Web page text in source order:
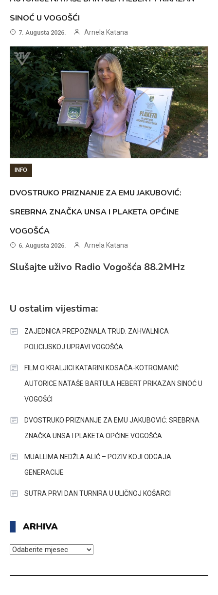
SINOĆ U VOGOŠĆI
7. Augusta 2026. Arnela Katana
INFO
DVOSTRUKO PRIZNANJE ZA EMU JAKUBOVIĆ:
SREBRNA ZNAČKA UNSA I PLAKETA OPĆINE
VOGOŠĆA
6. Augusta 2026. Arnela Katana
Slušajte uživo Radio Vogošća 88.2MHz
U ostalim vijestima:
ZAJEDNICA PREPOZNALA TRUD: ZAHVALNICA
POLICIJSKOJ UPRAVI VOGOŠĆA
FILM O KRALJICI KATARINI KOSAČA-KOTROMANIĆ
AUTORICE NATAŠE BARTULA HEBERT PRIKAZAN SINOĆ U
VOGOŠĆI
DVOSTRUKO PRIZNANJE ZA EMU JAKUBOVIĆ: SREBRNA
ZNAČKA UNSA I PLAKETA OPĆINE VOGOŠĆA
MUALLIMA NEDŽLA ALIĆ – POZIV KOJI ODGAJA
GENERACIJE
SUTRA PRVI DAN TURNIRA U ULIČNOJ KOŠARCI
ARHIVA
ARHIVA